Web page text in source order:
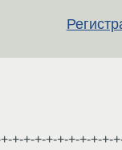
+-+-+-+-+-+-+-+-+-